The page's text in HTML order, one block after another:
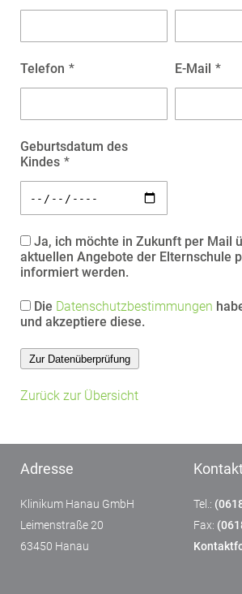
Telefon * E-Mail *
Geburtsdatum des
Kindes *
aktuellen Angebote der Elternschule
informiert werden.
Die Datenschutzbestimmungen
und akzeptiere diese.
Zurück zur Übersicht
Adresse
Klinikum Hanau GmbH
Leimenstraße 20
63450 Hanau
Tel.:
Fax: